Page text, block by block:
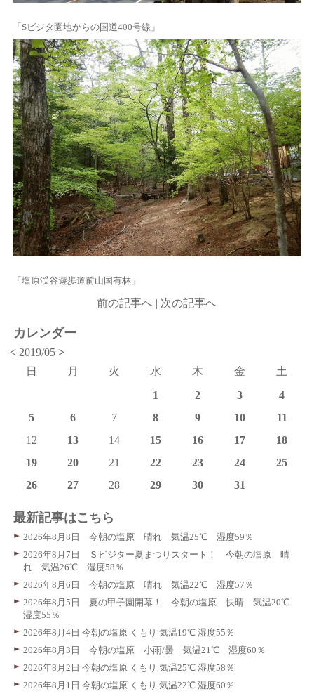
「Sビジタ園地からの国道400号線」
「塩原渓谷遊歩道前山国有林」
前の記事へ | 次の記事へ
カレンダー
< 2019/05>
日
月 火 水 木 金
土
1
2 3
4
5
6 7 8 9 10
11
12
13 14 15 16 17
18
19
20 21 22 23 24
25
26
27 28 29 30 31
最新記事はこちら
2026年8月8日 今朝の塩原 晴れ 気温25℃ 湿度59％
2026年8月7日 Ｓビジター夏まつりスタート！ 今朝の塩原 晴
れ 気温26℃ 湿度58％
2026年8月6日 今朝の塩原 晴れ 気温22℃ 湿度57％
2026年8月5日 夏の甲子園開幕！ 今朝の塩原 快晴 気温20℃
湿度55％
2026年8月4日 今朝の塩原 くもり 気温19℃ 湿度55％
2026年8月3日 今朝の塩原 小雨/曇 気温21℃ 湿度60％
2026年8月2日 今朝の塩原 くもり 気温25℃ 湿度58％
2026年8月1日 今朝の塩原 くもり 気温22℃ 湿度60％